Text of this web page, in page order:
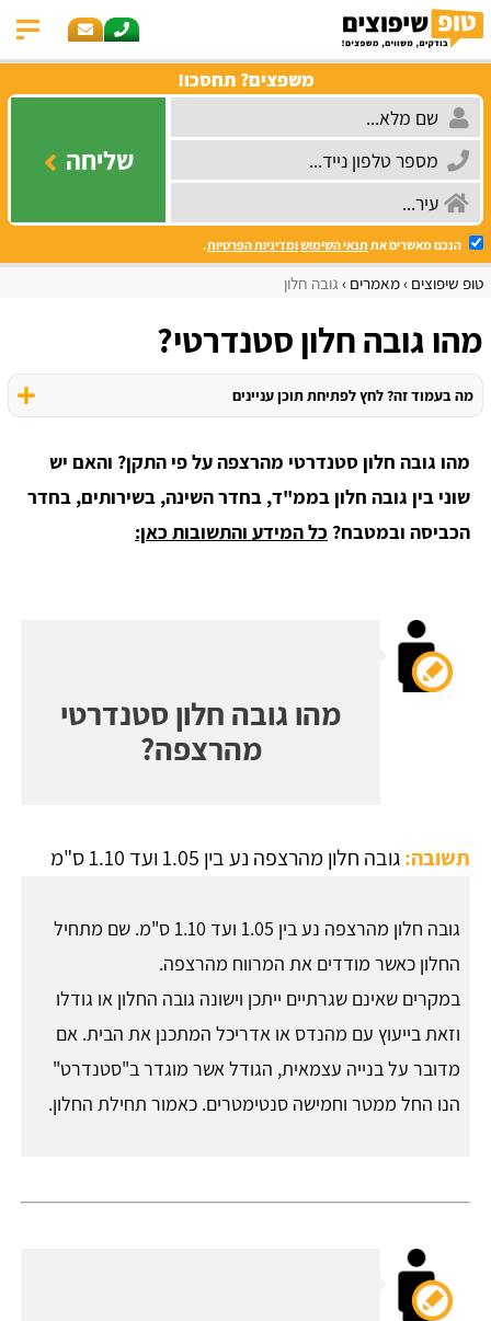
משפצים? תחסכו!
שליחה
הנכם מאשרים את תנאי השימושומדיניות הפרטיות.
טופ שיפוצים מאמרים גובה חלון
מהו גובה חלון סטנדרטי?
מה בעמוד זה? לחץ לפתיחת תוכן עניינים
מהו גובה חלון סטנדרטי מהרצפה על פי התקן? והאם יש
שוני בין גובה חלון בממ"ד, בחדר השינה, בשירותים, בחדר
הכביסה ובמטבח? כל המידע והתשובות כאן:
מהו גובה חלון סטנדרטי
מהרצפה?
תשובה:גובה חלון מהרצפה נע בין 1.05 ועד 1.10 ס"מ
גובה חלון מהרצפה נע בין 1.05 ועד 1.10 ס"מ. שם מתחיל
החלון כאשר מודדים את המרווח מהרצפה.
במקרים שאינם שגרתיים ייתכן וישונה גובה החלון או גודלו
וזאת בייעוץ עם מהנדס או אדריכל המתכנן את הבית. אם
מדובר על בנייה עצמאית, הגודל אשר מוגדר ב"סטנדרט"
הנו החל ממטר וחמישה סנטימטרים. כאמור תחילת החלון.